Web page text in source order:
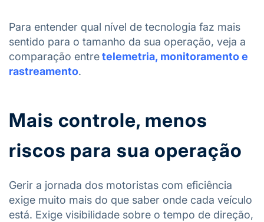
Para entender qual nível de tecnologia faz mais
sentido para o tamanho da sua operação, veja a
comparação entretelemetria, monitoramento e
rastreamento.
Mais controle, menos
riscos para sua operação
Gerir a jornada dos motoristas com eficiência
exige muito mais do que saber onde cada veículo
está. Exige visibilidade sobre o tempo de direção,